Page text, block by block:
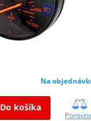
Na
Do košíka